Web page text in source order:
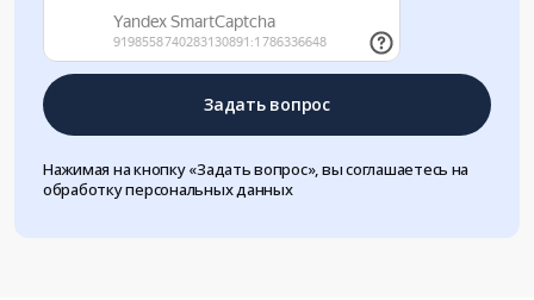
Задать вопрос
Нажимая на кнопку «Задать вопрос», вы соглашаетесь на
обработку персональных данных